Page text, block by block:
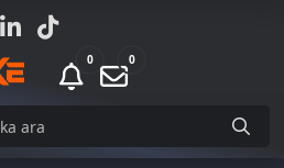
0 0